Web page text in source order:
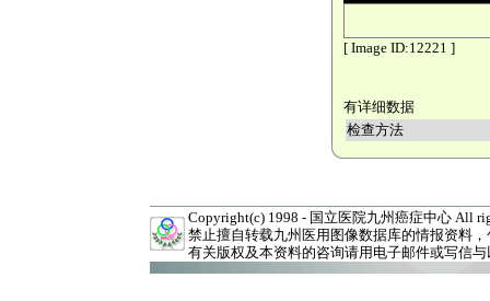
[ Image ID:12221 ]
有详细数据
检查方法
Copyright(c) 1998 - 国立医院九州癌症中心 All
禁止擅自转载九州医用图像数据库的情报资料
有关版权及本资料的咨询请用电子邮件或写信